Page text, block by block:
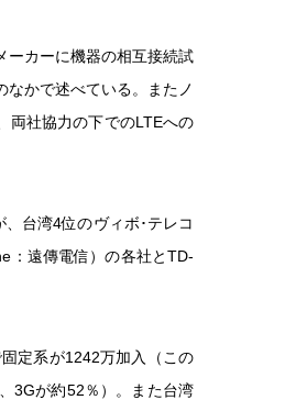
ーカーに機器の相互接続試
かで述べている。またノ
両社協力の下でのLTEへの
台湾4位のヴィボ･テレコ
：遠傳電信）の各社とTD-
定系が1242万加入（この
3Gが約52％）。また台湾